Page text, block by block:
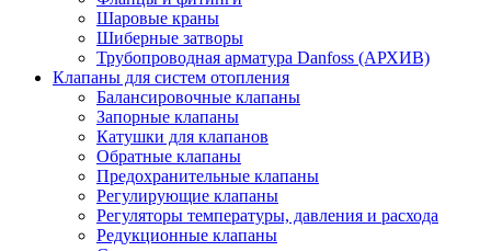
Шаровые краны
Шиберные затворы
Трубопроводная арматура Danfoss (АРХИВ)
Клапаны для систем отопления
Балансировочные клапаны
Запорные клапаны
Катушки для клапанов
Обратные клапаны
Предохранительные клапаны
Регулирующие клапаны
Регуляторы температуры, давления и расхода
Редукционные клапаны